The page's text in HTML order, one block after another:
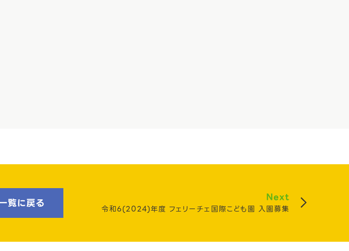
覧に戻る Next
令和6(2024)年度 フェリーチェ国際こども園 入園募集